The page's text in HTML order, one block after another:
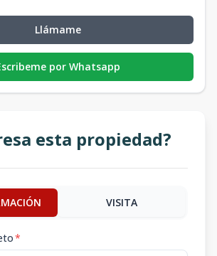
Llámame
por Whatsapp
esta propiedad?
VISITA
*